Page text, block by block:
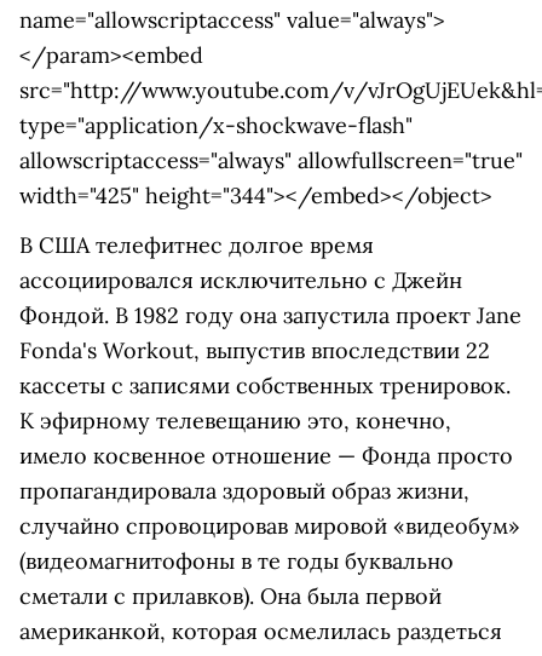
name="allowscriptaccess" value="always">
</param><embed
src="http://www.youtube.com/v/
type="application/x-shockwave-flash"
allowscriptaccess="always" allowfullscreen="true"
width="425" height="344"></embed></object>
В США телефитнес долгое время
ассоциировался исключительно с Джейн
Фондой. В 1982 году она запустила проект Jane
Fonda's Workout, выпустив впоследствии 22
кассеты с записями собственных тренировок.
К эфирному телевещанию это, конечно,
имело косвенное отношение — Фонда просто
пропагандировала здоровый образ жизни,
случайно спровоцировав мировой «видеобум»
(видеомагнитофоны в те годы буквально
сметали с прилавков). Она была первой
американкой, которая осмелилась раздеться